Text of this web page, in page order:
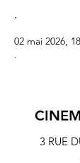
.
02 mai 2026,
.
3 RUE